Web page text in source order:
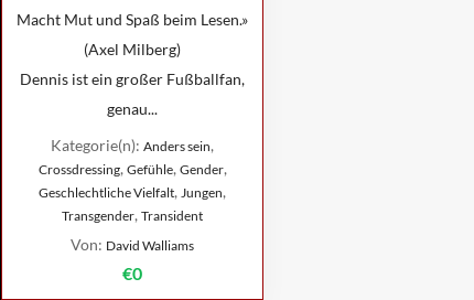
Macht Mut und Spaß beim Lesen.»
(Axel Milberg)
Dennis ist ein großer Fußballfan,
genau...
Kategorie(n): Anders sein,
Crossdressing, Gefühle, Gender,
Geschlechtliche Vielfalt, Jungen,
Transgender, Transident
Von: David Walliams
€0